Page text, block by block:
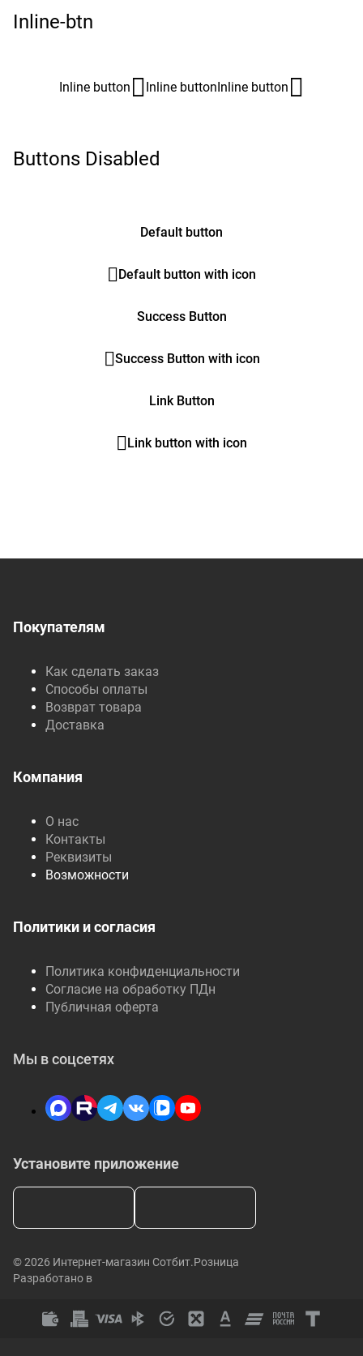
Inline-btn
Inline button Inline buttonInline button
Buttons Disabled
Default button
Default button with icon
Success Button
Success Button with icon
Link Button
Link button with icon
Покупателям
Как сделать заказ
Способы оплаты
Возврат товара
Доставка
Компания
О нас
Контакты
Реквизиты
Возможности
Политики и согласия
Политика конфиденциальности
Согласие на обработку ПДн
Публичная оферта
Установите приложение
Мы в соцсетях
© 2026 Интернет-магазин Сотбит.Розница
Разработано в